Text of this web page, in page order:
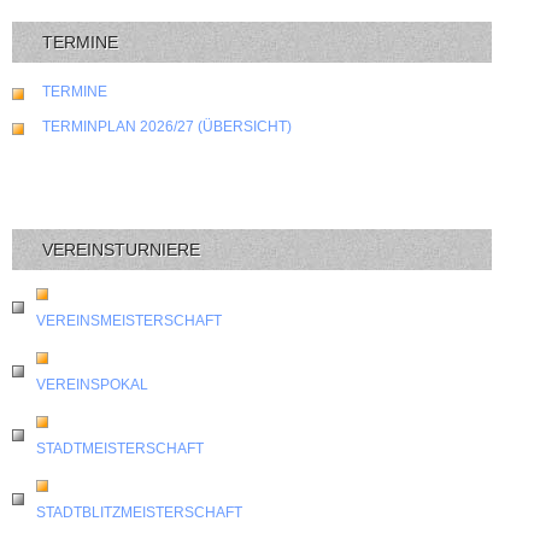
TERMINE
TERMINE
TERMINPLAN 2026/27 (ÜBERSICHT)
VEREINSTURNIERE
VEREINSMEISTERSCHAFT
VEREINSPOKAL
STADTMEISTERSCHAFT
STADTBLITZMEISTERSCHAFT